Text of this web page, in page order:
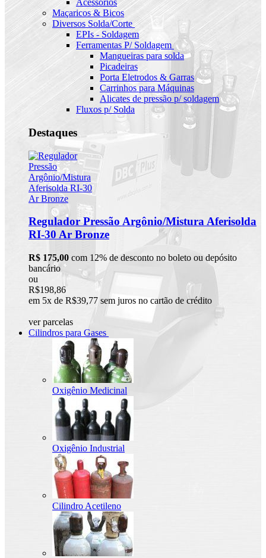
Acessórios
Maçaricos & Bicos
Diversos Solda/Corte
EPIs - Soldagem
Ferramentas P/ Soldagem
Mangueiras para solda
Picadeiras
Porta Eletrodos & Garras
Carrinhos para Máquinas
Alicates de pressão p/ soldagem
Fluxos p/ Solda
Destaques
Regulador Pressão Argônio/Mistura Aferisolda
RI-30 Ar Bronze
R$ 175,00 com 12% de desconto no boleto ou depósito
bancário
ou
R$198,86
em 5x de R$39,77 sem juros no cartão de crédito
ver parcelas
Cilindros para Gases
Oxigênio Medicinal
Oxigênio Industrial
Cilindro Acetileno